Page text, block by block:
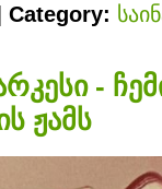
Category:
-
ჟამს